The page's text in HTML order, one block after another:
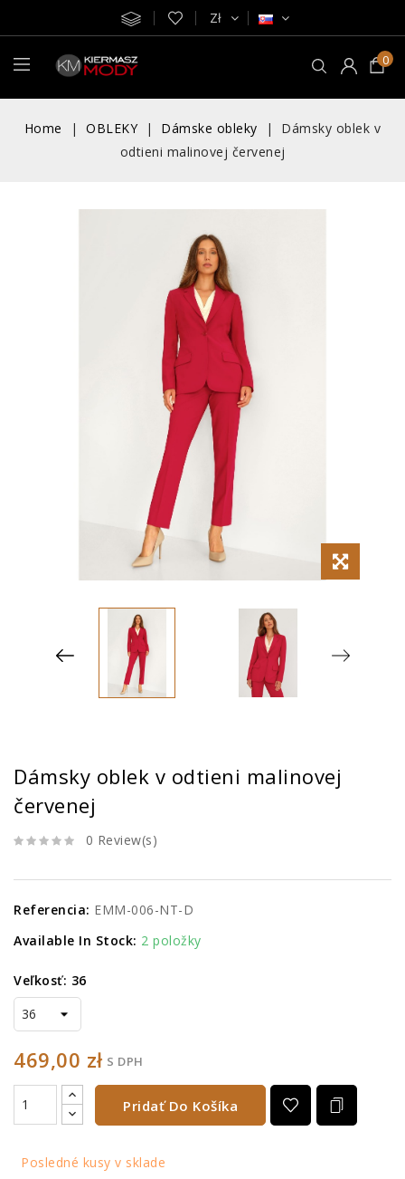
Zł
0
Home OBLEKY Dámske obleky
Dámsky oblek v
odtieni malinovej červenej
Dámsky oblek v odtieni malinovej
červenej
0 Review(s)
Referencia: EMM-006-NT-D
Available In Stock: 2 položky
Veľkosť: 36
469,00 zł S DPH
Pridať Do Košíka
Posledné kusy v sklade